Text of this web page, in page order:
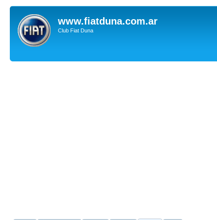
www.fiatduna.com.ar
Club Fiat Duna